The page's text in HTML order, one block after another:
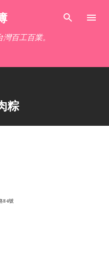
內容
百工百業。
粽
84號